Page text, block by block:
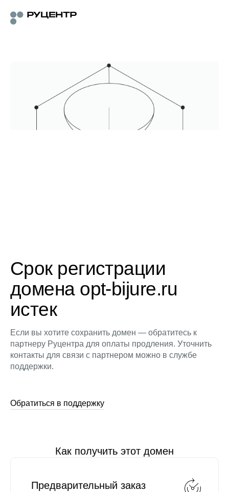
Срок регистрации
домена opt-bijure.ru
истек
Если вы хотите сохранить домен — обратитесь к
партнеру Руцентра для оплаты продления. Уточнить
контакты для связи с партнером можно в службе
поддержки.
Обратиться в поддержку
Как получить этот домен
Предварительный заказ